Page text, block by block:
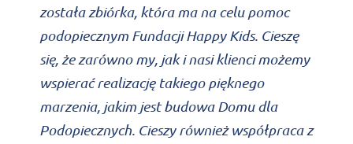
została zbiórka, która ma na celu pomoc
podopiecznym Fundacji Happy Kids. Cieszę
się, że zarówno my, jak i nasi klienci możemy
wspierać realizację takiego pięknego
marzenia, jakim jest budowa Domu dla
Podopiecznych. Cieszy również współpraca z